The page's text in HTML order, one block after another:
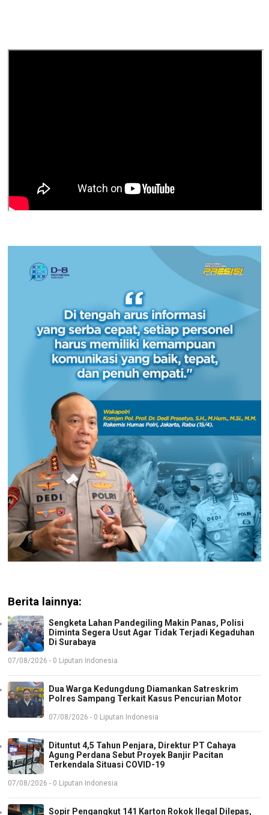
Berita lainnya:
Sengketa Lahan Pandegiling Makin Panas, Polisi
Diminta Segera Usut Agar Tidak Terjadi Kegaduhan
Di Surabaya
07/08/2026 - 0 Liputan Indonesia
Dua Warga Kedungdung Diamankan Satreskrim
Polres Sampang Terkait Kasus Pencurian Motor
07/08/2026 - 0 Liputan Indonesia
Dituntut 4,5 Tahun Penjara, Direktur PT Cahaya
Agung Perdana Sebut Proyek Banjir Pacitan
Terkendala Situasi COVID-19
07/08/2026 - 0 Liputan Indonesia
Sopir Pengangkut 141 Karton Rokok Ilegal Dilepas,